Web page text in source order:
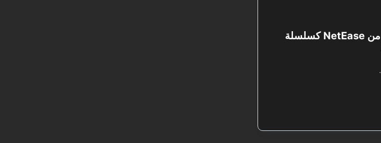
اطلاق Destiny Rising عالميا من NetEase كسلسلة